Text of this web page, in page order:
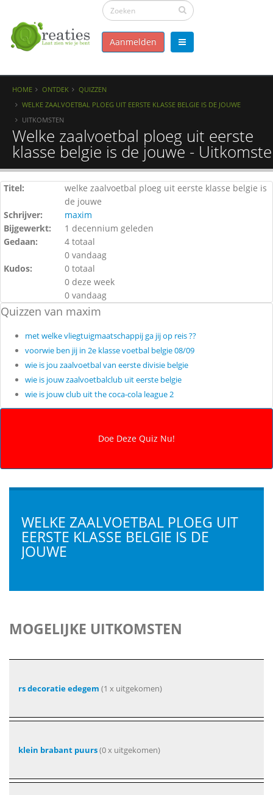
Aanmelden
HOME ONTDEK
QUIZZEN
WELKE ZAALVOETBAL PLOEG UIT EERSTE KLASSE BELGIE IS DE JOUWE
UITKOMSTEN
Welke zaalvoetbal ploeg uit eerste
klasse belgie is de jouwe -
Titel:
welke zaalvoetbal ploeg uit eerste klasse belgie is
de jouwe
Schrijver:
maxim
Bijgewerkt:
1 decennium geleden
Gedaan:
4 totaal
0 vandaag
Kudos:
0 totaal
0 deze week
0 vandaag
Quizzen van maxim
met welke vliegtuigmaatschappij ga jij op reis ??
voorwie ben jij in 2e klasse voetbal belgie 08/09
wie is jou zaalvoetbal van eerste divisie belgie
wie is jouw zaalvoetbalclub uit eerste belgie
wie is jouw club uit the coca-cola league 2
WELKE ZAALVOETBAL PLOEG UIT
EERSTE KLASSE BELGIE IS DE
JOUWE
MOGELIJKE UITKOMSTEN
rs decoratie edegem (1 x uitgekomen)
klein brabant puurs(0 x uitgekomen)